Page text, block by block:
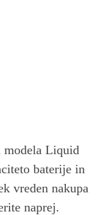
modela Liquid
baterije in
vreden nakupa
naprej.